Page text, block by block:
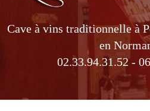
Cave à vins traditionnelle à
en
02.33.94.31.52 -